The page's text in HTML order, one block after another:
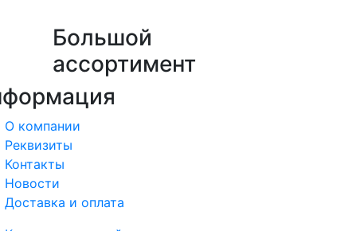
Большой
ассортимент
О компании
Реквизиты
Контакты
Новости
Доставка и оплата